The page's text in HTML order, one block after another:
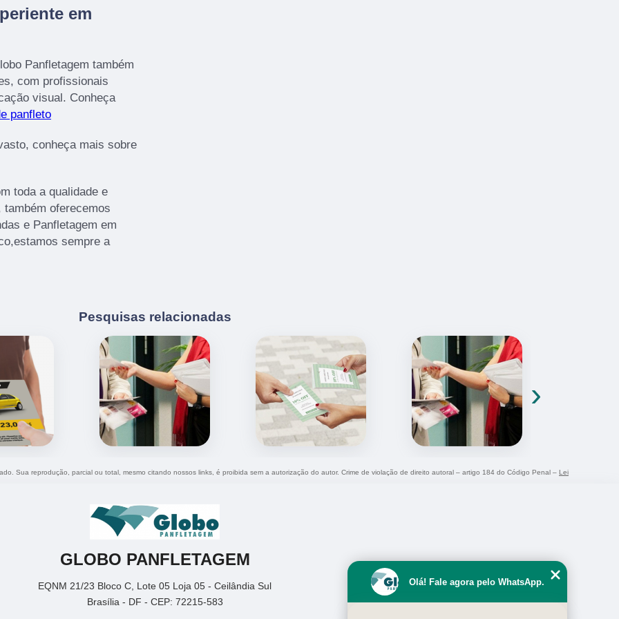
em
Panfletagem também
com profissionais
visual. Conheça
panfleto
conheça mais sobre
toda a qualidade e
oferecemos
e Panfletagem em
sempre a
Pesquisas relacionadas
›
Sua reprodução, parcial ou total, mesmo citando nossos links, é proibida sem a autorização do autor. Crime de violação de direito autoral – artigo 184 do Código Penal – Lei
GLOBO PANFLETAGEM
EQNM 21/23 Bloco C, Lote 05 Loja 05 - Ceilândia Sul
Brasília - DF - CEP: 72215-583
Olá! Fale agora pelo WhatsApp.